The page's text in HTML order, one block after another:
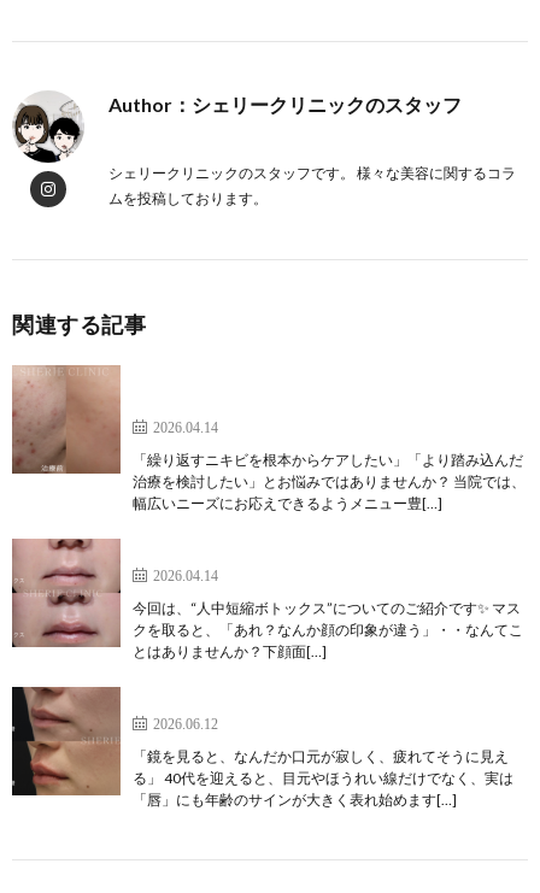
Author：シェリークリニックのスタッフ
シェリークリニックのスタッフです。 様々な美容に関するコラ
ムを投稿しております。
関連する記事
2026.04.14
「繰り返すニキビを根本からケアしたい」「より踏み込んだ
治療を検討したい」とお悩みではありませんか？ 当院では、
幅広いニーズにお応えできるようメニュー豊[…]
2026.04.14
今回は、“人中短縮ボトックス”についてのご紹介です✨ マス
クを取ると、「あれ？なんか顔の印象が違う」・・なんてこ
とはありませんか？下顔面[…]
2026.06.12
「鏡を見ると、なんだか口元が寂しく、疲れてそうに見え
る」 40代を迎えると、目元やほうれい線だけでなく、実は
「唇」にも年齢のサインが大きく表れ始めます[…]